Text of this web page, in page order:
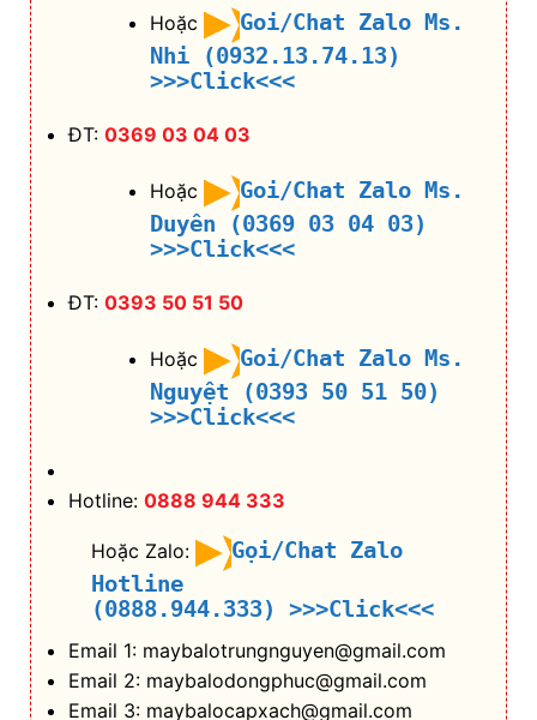
Hoặc
Goi/Chat Zalo Ms.
Nhi (0932.13.74.13)
>>>Click<<<
ĐT: 0369 03 04 03
Hoặc
Goi/Chat Zalo Ms.
Duyên (0369 03 04 03)
>>>Click<<<
ĐT: 0393 50 51 50
Hoặc
Goi/Chat Zalo Ms.
Nguyệt (0393 50 51 50)
>>>Click<<<
Hotline: 0888 944 333
Hoặc Zalo:
Gọi/Chat Zalo
Hotline
(0888.944.333)
>>>Click<<<
Email 1: maybalotrungnguyen@gmail.com
Email 2: maybalodongphuc@gmail.com
Email 3: maybalocapxach@gmail.com